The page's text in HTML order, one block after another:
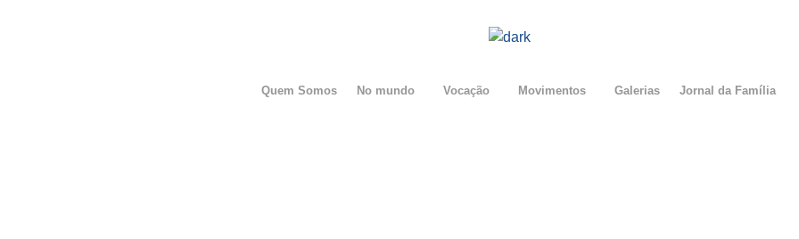
Quem Somos No mundo Vocação Movimentos Galerias Jornal da Família